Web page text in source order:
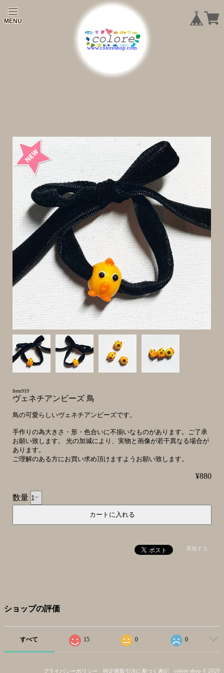
|
|
|
Item919
ヴェネチアンビーズ 鳥
鳥の可愛らしいヴェネチアンビーズです。
手作りの為大きさ・形・色合いに不揃いなものがあります。ご了承
お願い致します。 光の加減により、実物と画像が若干異なる場合が
あります。
ご理解のある方にお買い求め頂けますようお願い致します。
¥880
数量
通報する
ショップの評価
すべて 15 0 0
プライバシーポリシー 特定商取引法に基づく表記 colore shop © 2020